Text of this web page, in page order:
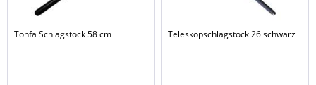
Tonfa Schlagstock 58 cm Teleskopschlagstock 26 schwarz